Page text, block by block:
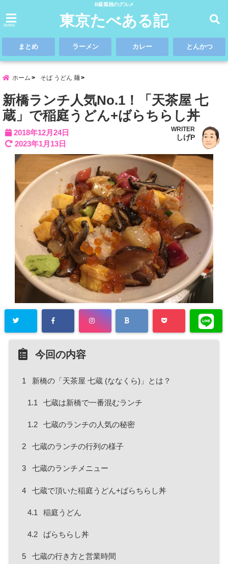
B級孤独のグルメ
menu 東京たべある記
まとめ ラーメン カレー とんかつ
ホーム そば うどん 麺
新橋ランチ人気No.1！「天茶屋 七
蔵」で稲庭うどん+ばらちらし丼
2018年12月24日
2023年1月13日
WRITER
しげP
今回の内容
1 新橋の「天茶屋 七蔵 (ななくら)」とは？
1.1 七蔵は新橋で一番混むランチ
1.2 七蔵のランチの人気の秘密
2 七蔵のランチの行列の様子
3 七蔵のランチメニュー
4 七蔵で頂いた稲庭うどん+ばらちらし丼
4.1 稲庭うどん
4.2 ばらちらし丼
5 七蔵の行き方と営業時間